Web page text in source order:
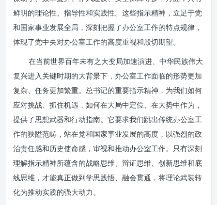
鲜明的理论性、指导性和实践性。这些指示精神，立足于党
和国家事业发展全局，深刻把握了办公室工作的特点规律，
体现了党中央对办公室工作的高度重视和殷切期望。
在当前世界百年未有之大变局加速演进、中华民族伟大
复兴进入关键时期的大背景下，办公室工作面临的形势更加
复杂、任务更加繁重。总书记的重要指示精神，为我们如何
应对挑战、抓住机遇，如何在大局中定位、在大势中作为，
提供了思想武器和行动指南。它要求我们跳出传统办公室工
作的狭隘范畴，站在党和国家事业发展的高度，以强烈的政
治责任感和历史使命感，审视和推动办公室工作。只有深刻
理解指示精神所蕴含的战略思维、辩证思维、创新思维和底
线思维，才能真正做到学思践悟、融会贯通，将理论武装转
化为推动实践的强大动力。